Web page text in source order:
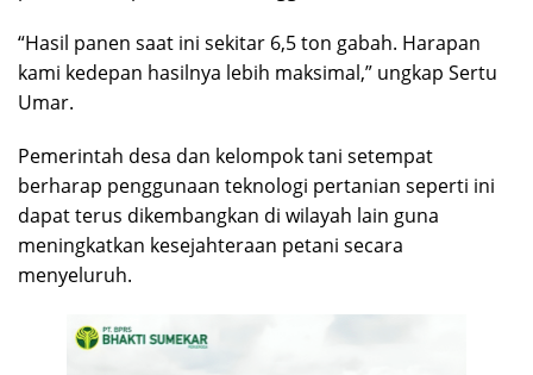
“Hasil panen saat ini sekitar 6,5 ton gabah. Harapan
kami kedepan hasilnya lebih maksimal,” ungkap Sertu
Umar.
Pemerintah desa dan kelompok tani setempat
berharap penggunaan teknologi pertanian seperti ini
dapat terus dikembangkan di wilayah lain guna
meningkatkan kesejahteraan petani secara
menyeluruh.